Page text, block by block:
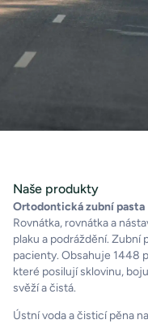
Naše produkty
Ortodontická zubní pasta
Rovnátka, rovnátka a
plaku a podráždění.
pacienty. Obsahuje 1448
které posilují sklovinu,
svěží a čistá.
Ústní voda a čisticí pěna